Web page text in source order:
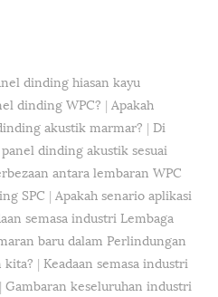
dinding hiasan kayu
dinding WPC? | Apakah
akustik marmar? | Di
dinding akustik sesuai
antara lembaran WPC
SPC | Apakah senario aplikasi
semasa industri Lembaga
baru dalam Perlindungan
kita? | Keadaan semasa industri
| Gambaran keseluruhan industri